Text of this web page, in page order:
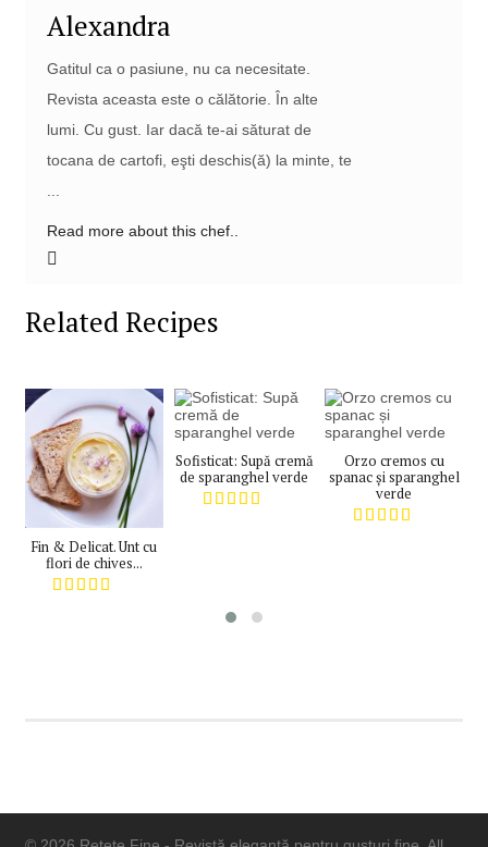
Alexandra
Gatitul ca o pasiune, nu ca necesitate.
Revista aceasta este o călătorie. În alte
lumi. Cu gust. Iar dacă te-ai săturat de
tocana de cartofi, eşti deschis(ă) la minte, te
Read more about this chef..
Related Recipes
Fin & Delicat. Unt cu
flori de chives...
Sofisticat: Supă cremă
de sparanghel verde
Orzo cremos cu
spanac și sparanghel
verde